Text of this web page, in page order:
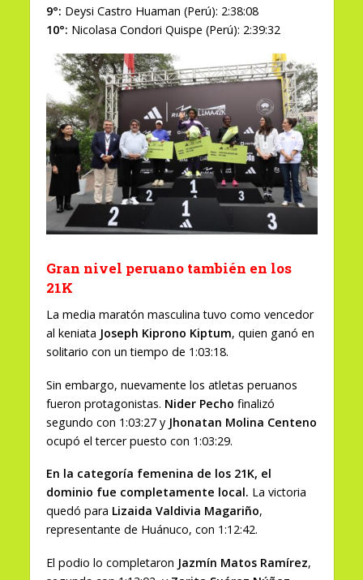
9°: Deysi Castro Huaman (Perú): 2:38:08
10°: Nicolasa Condori Quispe (Perú): 2:39:32
Gran nivel peruano también en los
21K
La media maratón masculina tuvo como vencedor
al keniata Joseph Kiprono Kiptum, quien ganó en
solitario con un tiempo de 1:03:18.
Sin embargo, nuevamente los atletas peruanos
fueron protagonistas. Nider Pecho finalizó
segundo con 1:03:27 y Jhonatan Molina Centeno
ocupó el tercer puesto con 1:03:29.
En la categoría femenina de los 21K, el
dominio fue completamente local. La victoria
quedó para Lizaida Valdivia Magariño,
representante de Huánuco, con 1:12:42.
El podio lo completaron Jazmín Matos Ramírez,